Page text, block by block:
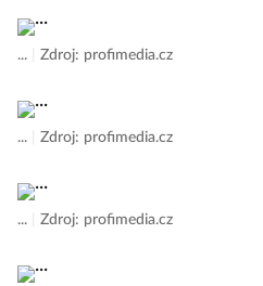
... Zdroj: profimedia.cz
... Zdroj: profimedia.cz
... Zdroj: profimedia.cz